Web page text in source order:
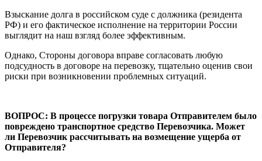
Взыскание долга в российском суде с должника (резидента
РФ) и его фактическое исполнение на территории России
выглядит на наш взгляд более эффективным.
Однако, Стороны договора вправе согласовать любую
подсудность в договоре на перевозку, тщательно оценив свои
риски при возникновении проблемных ситуаций.
ВОПРОС: В процессе погрузки товара Отправителем было
повреждено транспортное средство Перевозчика. Может
ли Перевозчик рассчитывать на возмещение ущерба от
Отправителя?